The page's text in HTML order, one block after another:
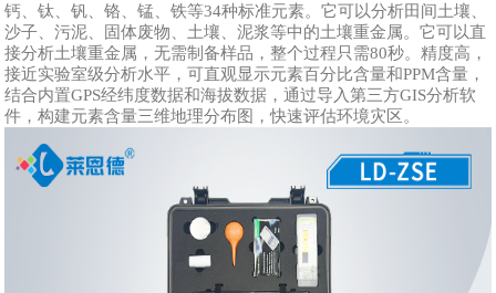
钙、钛、钒、铬、锰、铁等34种标准元素。它可以分析田间土壤、
沙子、污泥、固体废物、土壤、泥浆等中的土壤重金属。它可以直
接分析土壤重金属，无需制备样品，整个过程只需80秒。精度高，
接近实验室级分析水平，可直观显示元素百分比含量和PPM含量，
结合内置GPS经纬度数据和海拔数据，通过导入第三方GIS分析软
件，构建元素含量三维地理分布图，快速评估环境灾区。